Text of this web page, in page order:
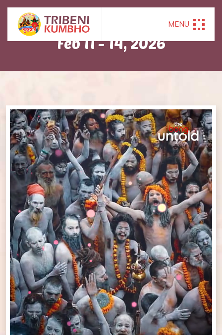
MENU
HAPPENED ON
Feb 11 - 14, 2026